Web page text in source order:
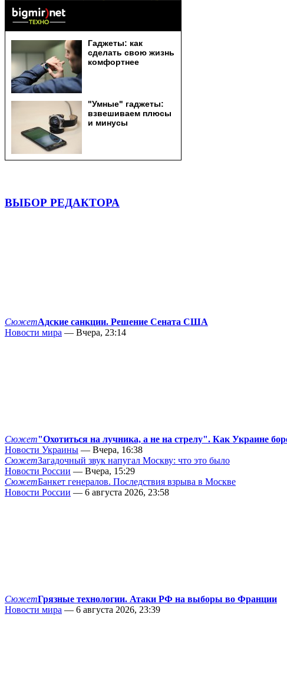
ВЫБОР РЕДАКТОРА
СюжетАдские санкции. Решение Сената США
Новости мира — Вчера, 23:14
Сюжет"Охотиться на лучника, а не на стрелу". Как Украине
Новости Украины — Вчера, 16:38
СюжетЗагадочный звук напугал Москву: что это было
Новости России — Вчера, 15:29
СюжетБанкет генералов. Последствия взрыва в Москве
Новости России — 6 августа 2026, 23:58
СюжетГрязные технологии. Атаки РФ на выборы во Франции
Новости мира — 6 августа 2026, 23:39